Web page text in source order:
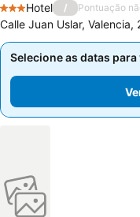
3 Estrelas
Hotel / Pontuação
Calle Juan Uslar, Valencia,
Selecione as datas
Selecione as datas